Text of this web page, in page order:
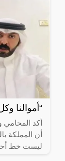
“أموالنا
أكد
أن المملكة
ليست خط